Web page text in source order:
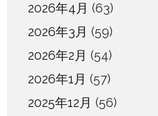
2026年4月 (63)
2026年3月 (59)
2026年2月 (54)
2026年1月 (57)
2025年12月 (56)